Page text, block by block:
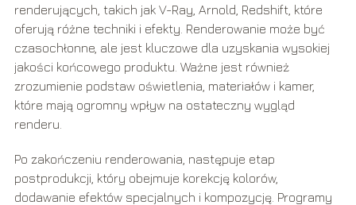
renderujących, takich jak V-Ray, Arnold, Redshift, które
oferują różne techniki i efekty. Renderowanie może być
czasochłonne, ale jest kluczowe dla uzyskania wysokiej
jakości końcowego produktu. Ważne jest również
zrozumienie podstaw oświetlenia, materiałów i kamer,
które mają ogromny wpływ na ostateczny wygląd
renderu.
Po zakończeniu renderowania, następuje etap
postprodukcji, który obejmuje korekcję kolorów,
dodawanie efektów specjalnych i kompozycję. Programy